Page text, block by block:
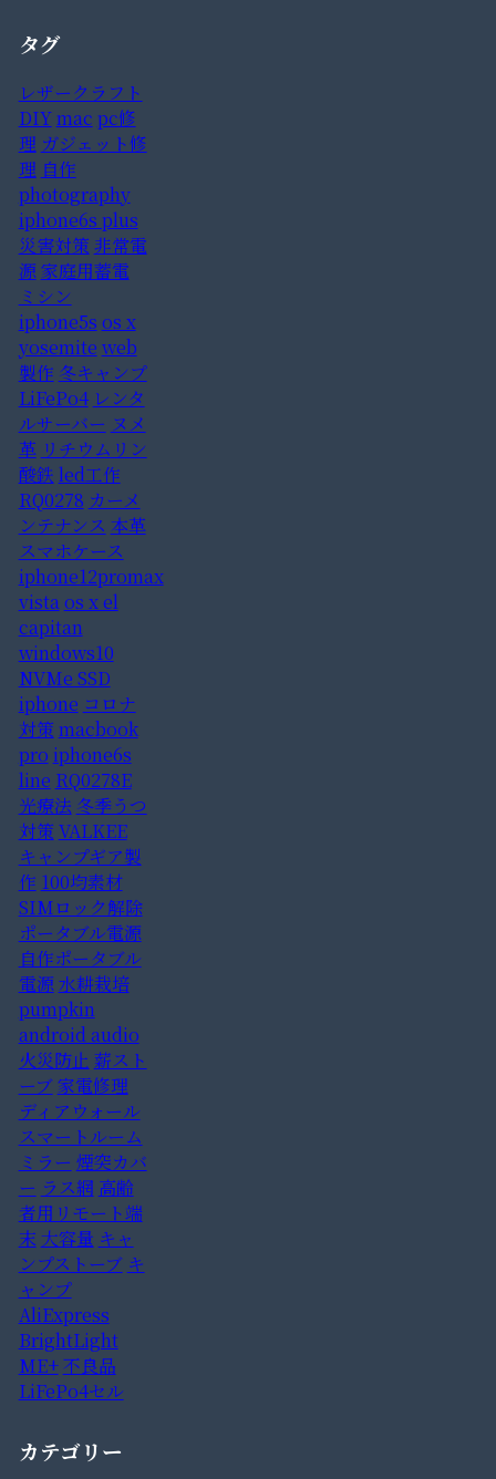
タグ
レザークラフト
DIYmac pc修
理 ガジェット修
理 自作
photography
iphone6s plus
災害対策非常電
源家庭用蓄電
ミシン
iphone5s os x
yosemite web
製作 冬キャンプ
LiFePo4 レンタ
ルサーバー ヌメ
革 リチウムリン
酸鉄 led工作
RQ0278 カーメ
ンテナンス 本革
スマホケース
iphone12promax
vistaos x el
capitan
windows10
NVMe SSD
iphone コロナ
対策macbook
pro iphone6s
line RQ0278E
光療法 冬季うつ
対策VALKEE
キャンプギア製
作 100均素材
SIMロック解除
ポータブル電源
自作ポータブル
電源水耕栽培
pumpkin
android audio
火災防止 薪スト
ーブ家電修理
ディアウォール
スマートルーム
ミラー 煙突カバ
ー ラス網 高齢
者用リモート端
末大容量 キャ
ンプストーブ キ
ャンプ
AliExpress
BrightLight
ME+不良品
LiFePo4セル
カテゴリー